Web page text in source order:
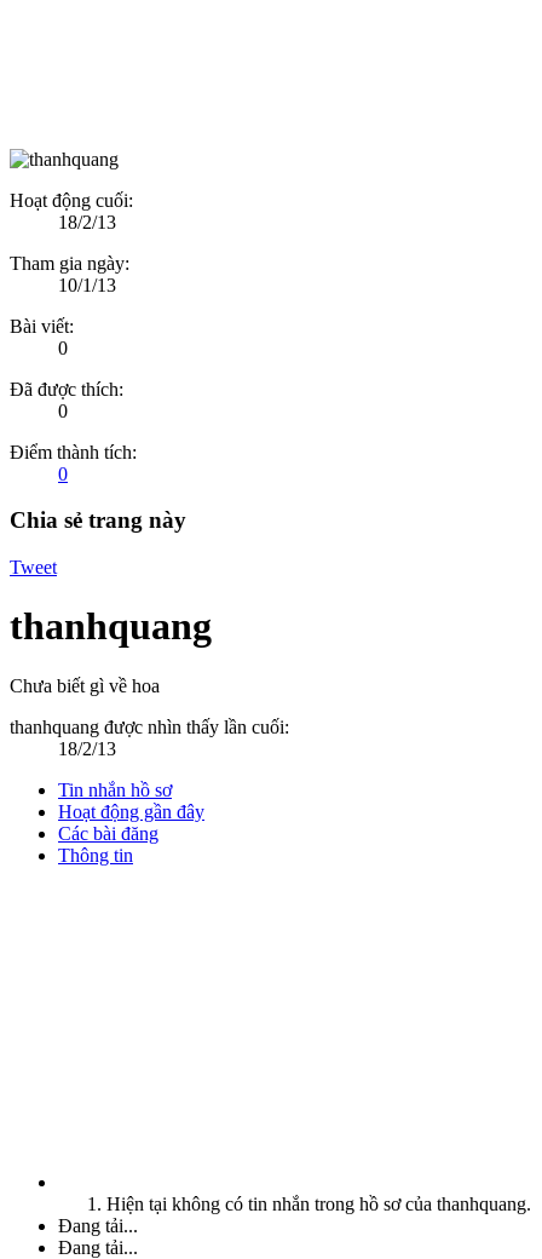
Hoạt động cuối:
18/2/13
Tham gia ngày:
10/1/13
Bài viết:
0
Đã được thích:
0
Điểm thành tích:
0
Chia sẻ trang này
Tweet
thanhquang
Chưa biết gì về hoa
thanhquang được nhìn thấy lần cuối:
18/2/13
Tin nhắn hồ sơ
Hoạt động gần đây
Các bài đăng
Thông tin
Hiện tại không có tin nhắn trong hồ sơ của thanhquang.
Đang tải...
Đang tải...